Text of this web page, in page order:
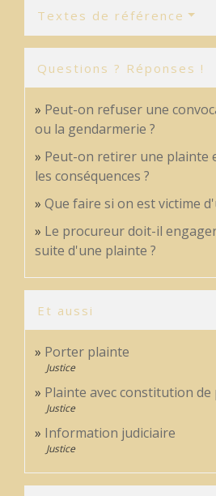
Textes de référence
Questions ? Réponses !
Peut-on refuser une
ou la gendarmerie ?
Peut-on retirer une plainte
les conséquences ?
Que faire si on est victime
Le procureur doit-il
suite d'une plainte ?
Et aussi
Porter plainte
Justice
Plainte avec constitution de
Justice
Information judiciaire
Justice